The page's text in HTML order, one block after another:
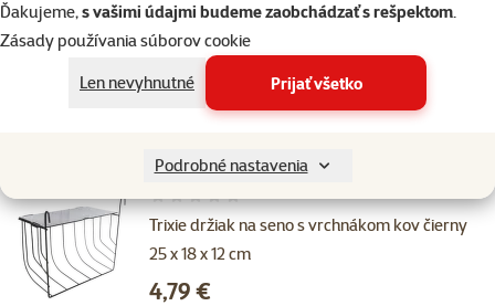
Ďakujeme,s vašimi údajmi budeme zaobchádzať s rešpektom.
Zásady používania súborov cookie
Len nevyhnutné
Prijať všetko
Podrobné nastavenia
Trixie držiak na seno s vrchnákom kov čierny
25 x 18 x 12 cm
Hodnotenie 0%
Cena
4,79 €